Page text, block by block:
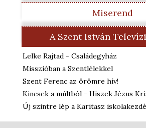
Miserend
A Szent István
Lelke Rajtad - Családegyház
Misszióban a Szentlélekkel
Szent Ferenc az örömre hív!
Kincsek a múltból - Hiszek Jézus
Új szintre lép a Karitasz